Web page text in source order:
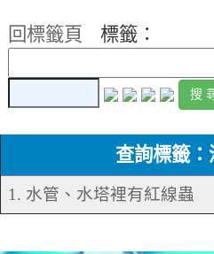
回標籤頁
標籤：
查詢標籤：
1. 水管、水塔裡有紅線蟲